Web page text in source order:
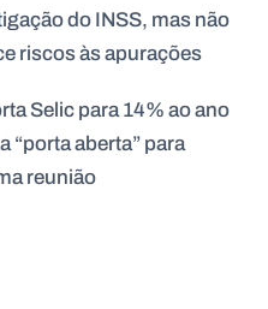
do INSS, mas não
riscos às apurações
Selic para 14% ao ano
“porta aberta” para
reunião